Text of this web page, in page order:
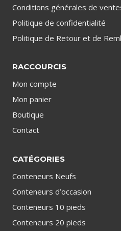
Conditions générales de
Politique de confidentialité
Politique de Retour et de
RACCOURCIS
Mon compte
Mon panier
Boutique
Contact
CATÉGORIES
Conteneurs Neufs
Conteneurs d’occasion
Conteneurs 10 pieds
Conteneurs 20 pieds